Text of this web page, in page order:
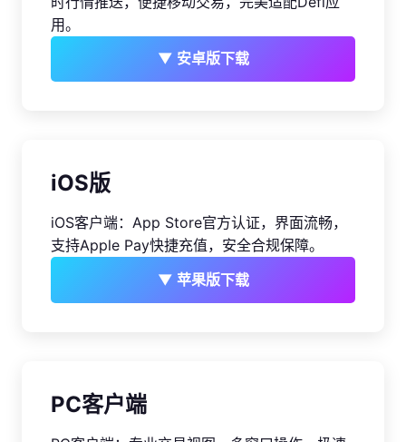
用。
▼ 安卓版下载
iOS版
iOS客户端：App Store官方认证，界面流畅，
支持Apple Pay快捷充值，安全合规保障。
▼ 苹果版下载
PC客户端